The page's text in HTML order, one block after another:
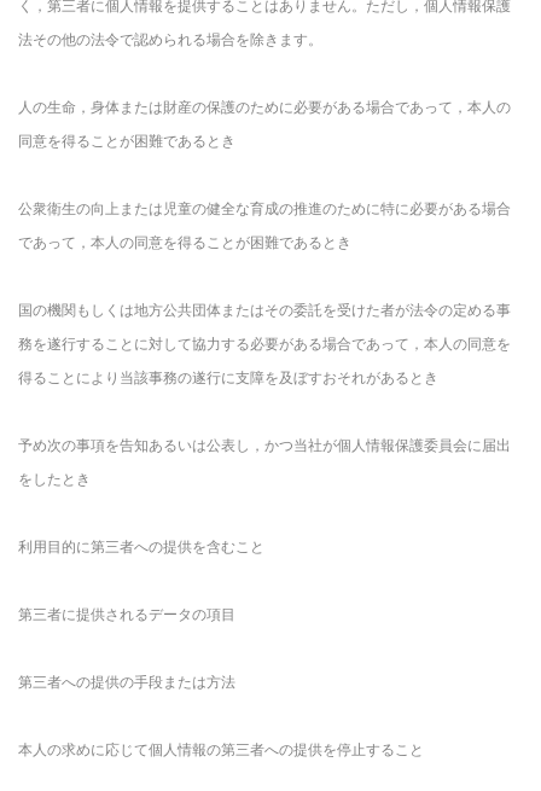
く，第三者に個人情報を提供することはありません。ただし，個人情報保護
法その他の法令で認められる場合を除きます。
人の生命，身体または財産の保護のために必要がある場合であって，本人の
同意を得ることが困難であるとき
公衆衛生の向上または児童の健全な育成の推進のために特に必要がある場合
であって，本人の同意を得ることが困難であるとき
国の機関もしくは地方公共団体またはその委託を受けた者が法令の定める事
務を遂行することに対して協力する必要がある場合であって，本人の同意を
得ることにより当該事務の遂行に支障を及ぼすおそれがあるとき
予め次の事項を告知あるいは公表し，かつ当社が個人情報保護委員会に届出
をしたとき
利用目的に第三者への提供を含むこと
第三者に提供されるデータの項目
第三者への提供の手段または方法
本人の求めに応じて個人情報の第三者への提供を停止すること